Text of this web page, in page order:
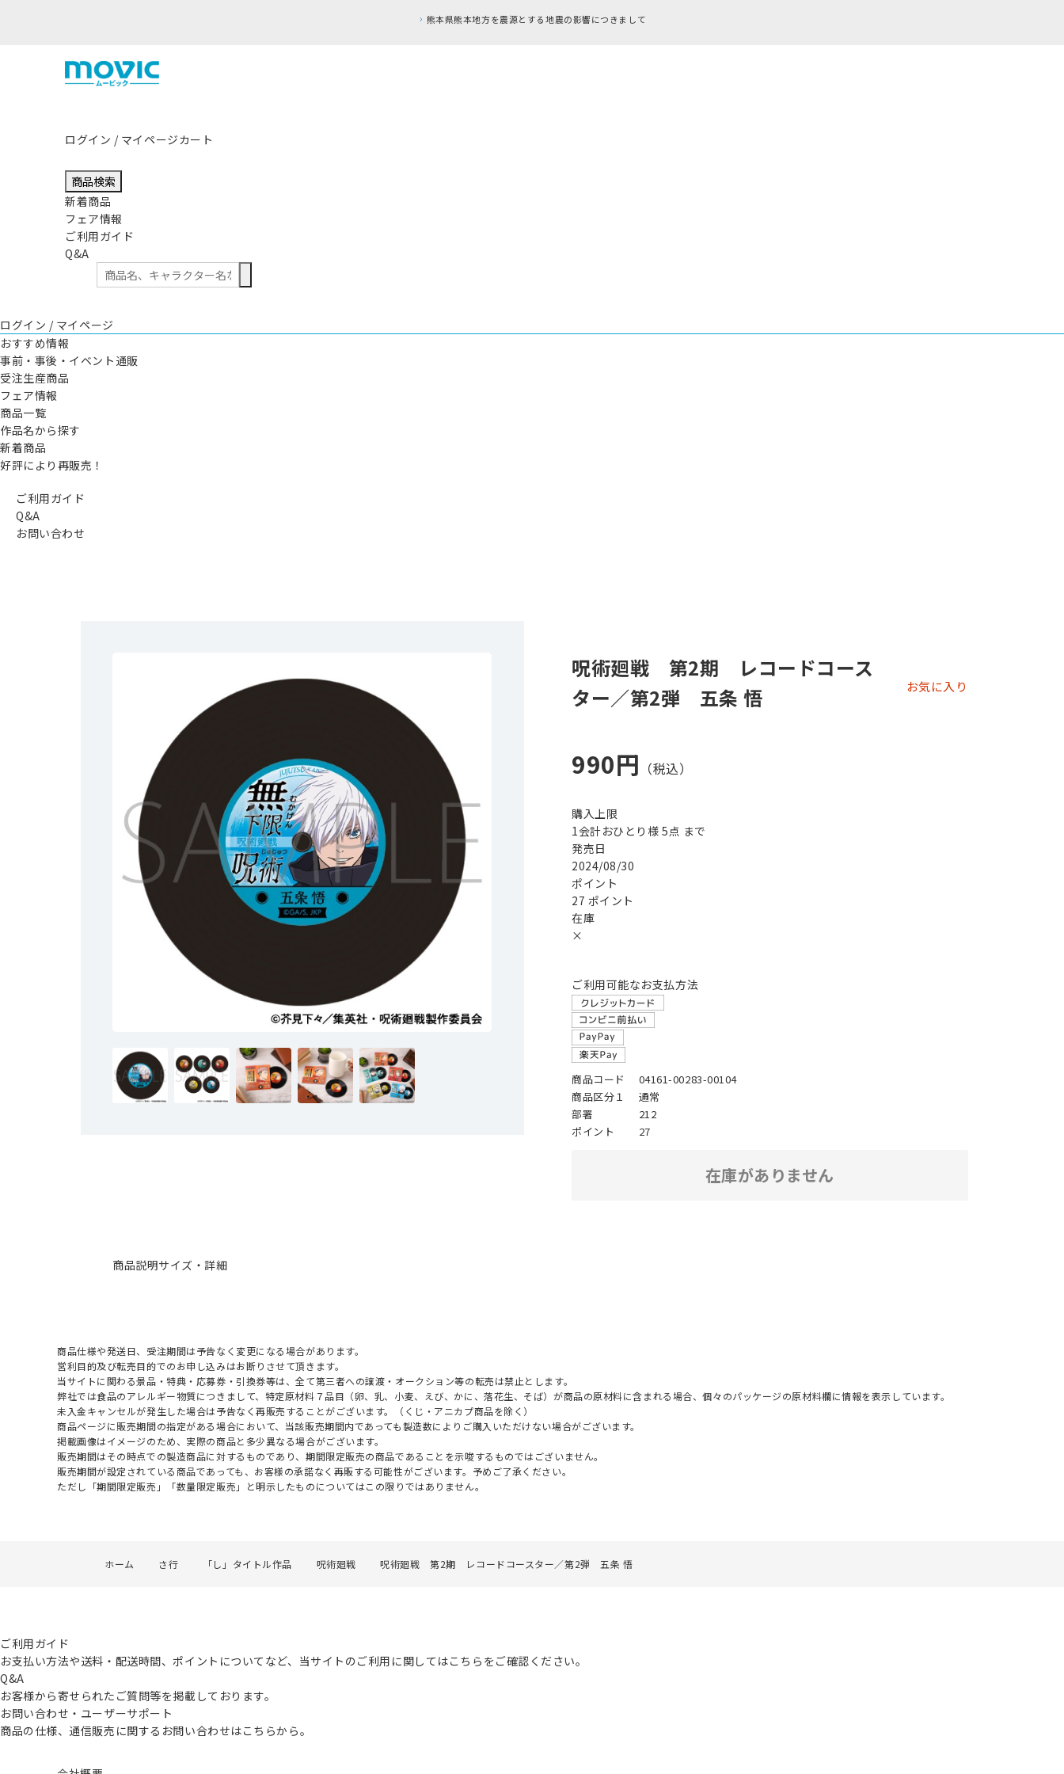
ログイン / マイページカート
商品検索
新着商品
フェア情報
ご利用ガイド
Q&A
ログイン / マイページ
おすすめ情報
事前・事後・イベント通販
受注生産商品
フェア情報
商品一覧
作品名から探す
新着商品
好評により再販売！
ご利用ガイド
Q&A
お問い合わせ
呪術廻戦 第2期 レコードコース
ター／第2弾 五条 悟
お気に入り
990円
購入上限
1会計おひとり様 5点 まで
発売日
2024/08/30
ポイント
27 ポイント
在庫
×
ご利用可能なお支払方法
商品コード
04161-00283-00104
商品区分１
通常
部署
212
ポイント
27
在庫がありません
商品説明サイズ・詳細
商品仕様や発送日、受注期間は予告なく変更になる場合があります。
営利目的及び転売目的でのお申し込みはお断りさせて頂きます。
当サイトに関わる景品・特典・応募券・引換券等は、全て第三者への譲渡・オークション等の転売は禁止とします。
弊社では食品のアレルギー物質につきまして、特定原材料７品目（卵、乳、小麦、えび、かに、落花生、そば）が商品の原材料に含まれる場合、個々のパッケージの原材料欄に情報を表示しています。
未入金キャンセルが発生した場合は予告なく再販売することがございます。（くじ・アニカプ商品を除く）
商品ページに販売期間の指定がある場合において、当該販売期間内であっても製造数によりご購入いただけない場合がございます。
掲載画像はイメージのため、実際の商品と多少異なる場合がございます。
販売期間はその時点での製造商品に対するものであり、期間限定販売の商品であることを示唆するものではございません。
販売期間が設定されている商品であっても、お客様の承諾なく再販する可能性がございます。予めご了承ください。
ただし「期間限定販売」「数量限定販売」と明示したものについてはこの限りではありません。
ホーム さ行 「し」タイトル作品 呪術廻戦 呪術廻戦 第2期 レコードコースター／第2弾 五条 悟
ご利用ガイド
お支払い方法や送料・配送時間、ポイントについてなど、当サイトのご利用に関してはこちらをご確認ください。
Q&A
お客様から寄せられたご質問等を掲載しております。
お問い合わせ・ユーザーサポート
商品の仕様、通信販売に関するお問い合わせはこちらから。